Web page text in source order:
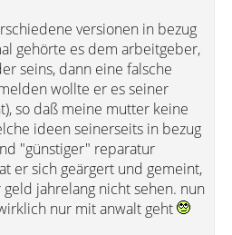
versionen in bezug
gehörte es dem arbeitgeber,
seins, dann eine falsche
wollte er es seiner
so daß meine mutter keine
ideen seinerseits in bezug
"günstiger" reparatur
er sich geärgert und gemeint,
jahrelang nicht sehen. nun
nur mit anwalt geht